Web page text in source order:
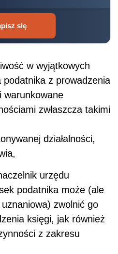
się
w wyjątkowych
podatnika z prowadzenia
warunkowane
zwłaszcza takimi
działalności,
urzędu
podatnika może (ale
zwolnić go
księgi, jak również
z zakresu